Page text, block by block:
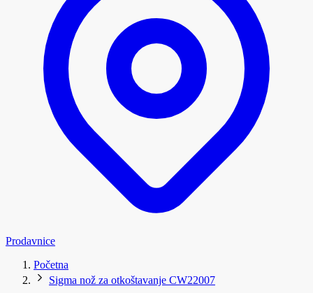
Prodavnice
Početna
Sigma nož za otkoštavanje CW22007